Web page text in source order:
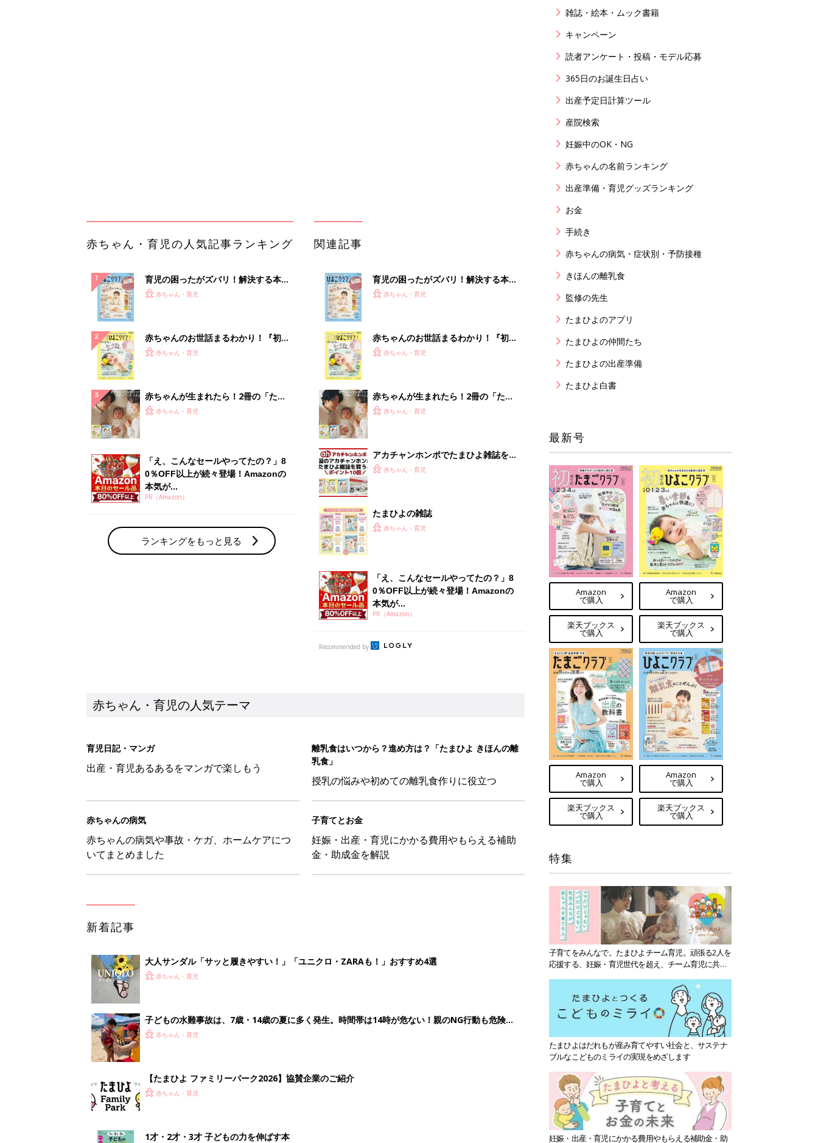
0％OFF以上が続々登場！Amazonの
本気が...
PR（Amazon）
ランキングをもっと見る
0％OFF以上が続々登場！Amazonの
本気が...
PR（Amazon）
赤ちゃん・育児の人気テーマ
育児日記・マンガ
離乳食はいつから？進め方は？「たまひよ きほんの離
授乳の悩みや初めての離乳食作りに役立つ
子育てとお金
妊娠・出産・育児にかかる費用やもらえる補助
金・助成金を解説
大人サンダル「サッと履きやすい！」「ユニクロ・ZARAも！」おすすめ4選
赤ちゃん・育児
子どもの水難事故は、7歳・14歳の夏に多く発生。時間帯は14時が危ない！親のNG行動も危険を
赤ちゃん・育児
【たまひよ ファミリーパーク2026】協賛企業のご紹介
1 2 3 4 5 >
雑誌・絵本・ムック書籍
キャンペーン
読者アンケート・投稿・モデル応募
365日のお誕生日占い
出産予定日計算ツール
産院検索
妊娠中のOK・NG
赤ちゃんの名前ランキング
出産準備・育児グッズランキング
お金
手続き
赤ちゃんの病気・症状別・予防接種
きほんの離乳食
監修の先生
たまひよのアプリ
たまひよの仲間たち
たまひよの出産準備
たまひよ白書
最新号
Amazon
で購入
楽天ブックス
で購入
Amazon
で購入
楽天ブックス
で購入
Amazon
で購入
楽天ブックス
で購入
Amazon
で購入
楽天ブックス
で購入
特集
子育てをみんなで。たまひよチーム育児。頑張る2人を
応援する、妊娠・育児世代を超え、チーム育児に共感
たまひよはだれもが産み育てやすい社会と、サステナ
ブルなこどものミライの実現をめざします
妊娠・出産・育児にかかる費用やもらえる補助金・助